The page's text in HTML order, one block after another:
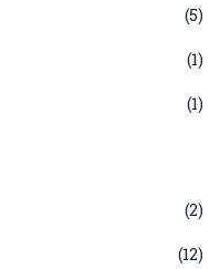
(5)
(1)
(1)
(2)
(12)